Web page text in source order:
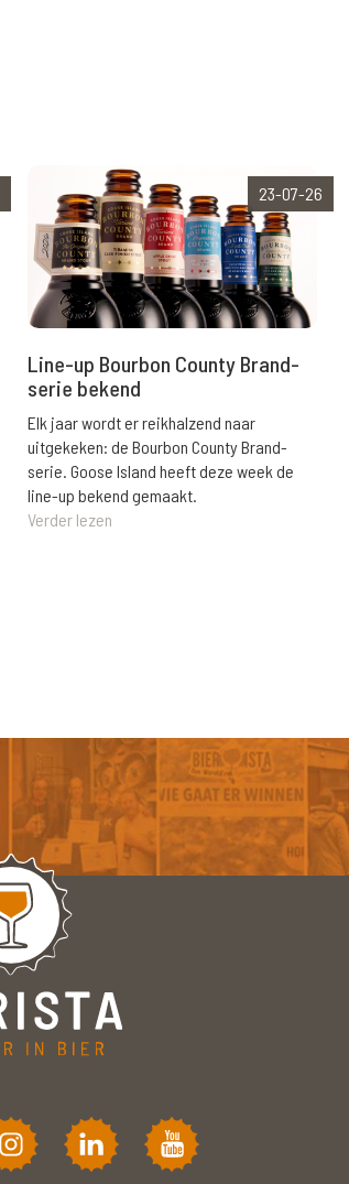
23-07-26
Line-up Bourbon County Brand-
serie bekend
Elk jaar wordt er reikhalzend naar
uitgekeken: de Bourbon County Brand-
serie. Goose Island heeft deze week de
line-up bekend gemaakt.
Verder lezen